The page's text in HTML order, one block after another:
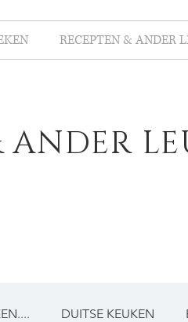
RECEPTEN & ANDER
ANDER
DUITSE KEUKEN